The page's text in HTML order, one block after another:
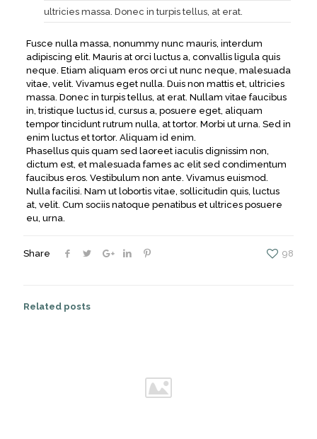
ultricies massa. Donec in turpis tellus, at erat.
Fusce nulla massa, nonummy nunc mauris, interdum
adipiscing elit. Mauris at orci luctus a, convallis ligula quis
neque. Etiam aliquam eros orci ut nunc neque, malesuada
vitae, velit. Vivamus eget nulla. Duis non mattis et, ultricies
massa. Donec in turpis tellus, at erat. Nullam vitae faucibus
in, tristique luctus id, cursus a, posuere eget, aliquam
tempor tincidunt rutrum nulla, at tortor. Morbi ut urna. Sed in
enim luctus et tortor. Aliquam id enim.
Phasellus quis quam sed laoreet iaculis dignissim non,
dictum est, et malesuada fames ac elit sed condimentum
faucibus eros. Vestibulum non ante. Vivamus euismod.
Nulla facilisi. Nam ut lobortis vitae, sollicitudin quis, luctus
at, velit. Cum sociis natoque penatibus et ultrices posuere
eu, urna.
Share 98
Related posts